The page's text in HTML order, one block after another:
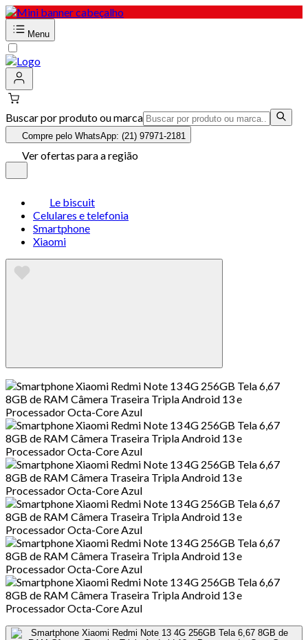
Menu
Buscar por produto ou marca
Compre pelo WhatsApp: (21) 97971-2181
Ver ofertas para a região
Le biscuit
Celulares e telefonia
Smartphone
Xiaomi